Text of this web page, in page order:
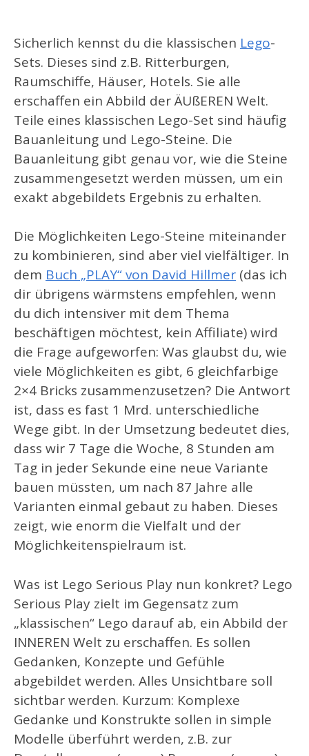
Sicherlich kennst du die klassischen Lego-
Sets. Dieses sind z.B. Ritterburgen,
Raumschiffe, Häuser, Hotels. Sie alle
erschaffen ein Abbild der ÄUßEREN Welt.
Teile eines klassischen Lego-Set sind häufig
Bauanleitung und Lego-Steine. Die
Bauanleitung gibt genau vor, wie die Steine
zusammengesetzt werden müssen, um ein
exakt abgebildets Ergebnis zu erhalten.
Die Möglichkeiten Lego-Steine miteinander
zu kombinieren, sind aber viel vielfältiger. In
dem Buch „PLAY“ von David Hillmer (das ich
dir übrigens wärmstens empfehlen, wenn
du dich intensiver mit dem Thema
beschäftigen möchtest, kein Affiliate) wird
die Frage aufgeworfen: Was glaubst du, wie
viele Möglichkeiten es gibt, 6 gleichfarbige
2×4 Bricks zusammenzusetzen? Die Antwort
ist, dass es fast 1 Mrd. unterschiedliche
Wege gibt. In der Umsetzung bedeutet dies,
dass wir 7 Tage die Woche, 8 Stunden am
Tag in jeder Sekunde eine neue Variante
bauen müssten, um nach 87 Jahre alle
Varianten einmal gebaut zu haben. Dieses
zeigt, wie enorm die Vielfalt und der
Möglichkeitenspielraum ist.
Was ist Lego Serious Play nun konkret? Lego
Serious Play zielt im Gegensatz zum
„klassischen“ Lego darauf ab, ein Abbild der
INNEREN Welt zu erschaffen. Es sollen
Gedanken, Konzepte und Gefühle
abgebildet werden. Alles Unsichtbare soll
sichtbar werden. Kurzum: Komplexe
Gedanke und Konstrukte sollen in simple
Modelle überführt werden, z.B. zur